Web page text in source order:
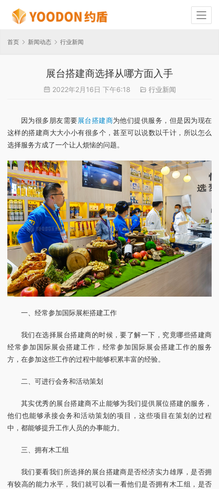
首页 新闻动态 行业新闻
展台搭建商选择从哪方面入手
2022年2月16日 下午6:18 行业新闻
因为很多朋友需要展台搭建商为他们提供服务，但是因为现在
这样的搭建商大大小小有很多个，甚至可以说数以千计，所以怎么
选择服务方成了一个让人烦恼的问题。
一、经常参加国际展柜搭建工作
我们在选择展台搭建商的时候，要了解一下，究竟哪些搭建商
经常参加国际展会搭建工作，经常参加国际展会搭建工作的服务
方，在参加这些工作的过程中能够积累丰富的经验。
二、可进行会务和活动策划
其实优秀的展台搭建商不止能够为我们提供展位搭建的服务，
他们也能够承接会务和活动策划的项目，这些项目在策划的过程
中，都能够提升工作人员的办事能力。
三、拥有木工组
我们要看我们所选择的展台搭建商是否经济实力雄厚，是否拥
有较高的能力水平，我们就可以看一看他们是否拥有木工组，是否